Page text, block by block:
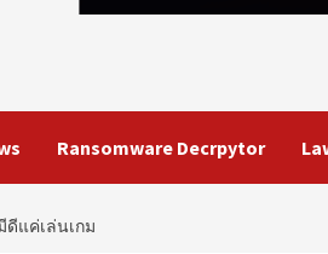
Ransomware Decrpytor
ดีแค่เล่นเกม